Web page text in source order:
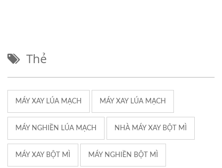
Thẻ
MÁY XAY LÚA MẠCH MÁY XAY LÚA MẠCH
MÁY NGHIỀN LÚA MẠCH NHÀ MÁY XAY BỘT MÌ
MÁY XAY BỘT MÌ MÁY NGHIỀN BỘT MÌ